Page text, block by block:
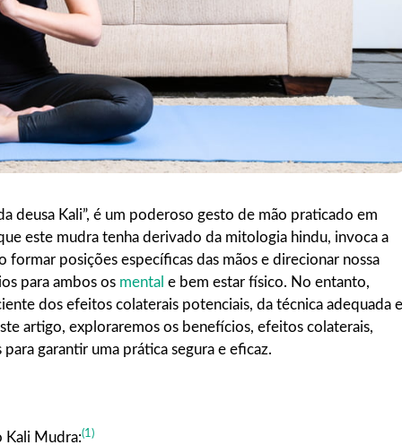
deusa Kali”, é um poderoso gesto de mão praticado em
este mudra tenha derivado da mitologia hindu, invoca a
posições específicas das mãos e direcionar nossa
para ambos os mental e bem estar físico. No entanto,
dos efeitos colaterais potenciais, da técnica adequada e
artigo, exploraremos os benefícios, efeitos colaterais,
garantir uma prática segura e eficaz.
Kali Mudra:(1)